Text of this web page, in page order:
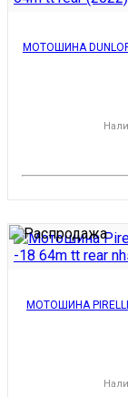
МОТОШИНА DUNLOP
МОТОШИНА PIRELLI